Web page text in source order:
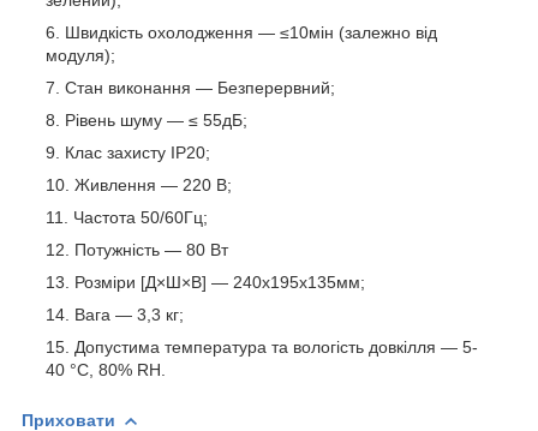
Швидкість охолодження — ≤10мін (залежно від
модуля);
Стан виконання — Безперервний;
Рівень шуму — ≤ 55дБ;
Клас захисту IP20;
Живлення — 220 В;
Частота 50/60Гц;
Потужність — 80 Вт
Розміри [Д×Ш×В] — 240х195х135мм;
Вага — 3,3 кг;
Допустима температура та вологість довкілля — 5-
40 °C, 80% RH.
Приховати